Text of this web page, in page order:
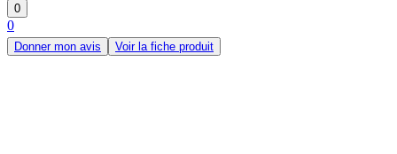
0
0
Donner mon avis Voir la fiche produit